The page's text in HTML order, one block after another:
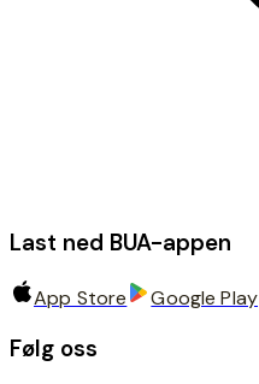
Last ned BUA-appen
App Store Google Play
Følg oss